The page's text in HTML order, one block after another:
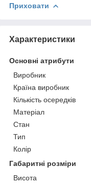
Приховати
Характеристики
Основні атрибути
Виробник
Країна виробник
Кількість осередків
Матеріал
Стан
Тип
Колір
Габаритні розміри
Висота